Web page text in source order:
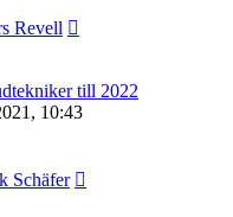
Revell
till 2022
10:43
Schäfer